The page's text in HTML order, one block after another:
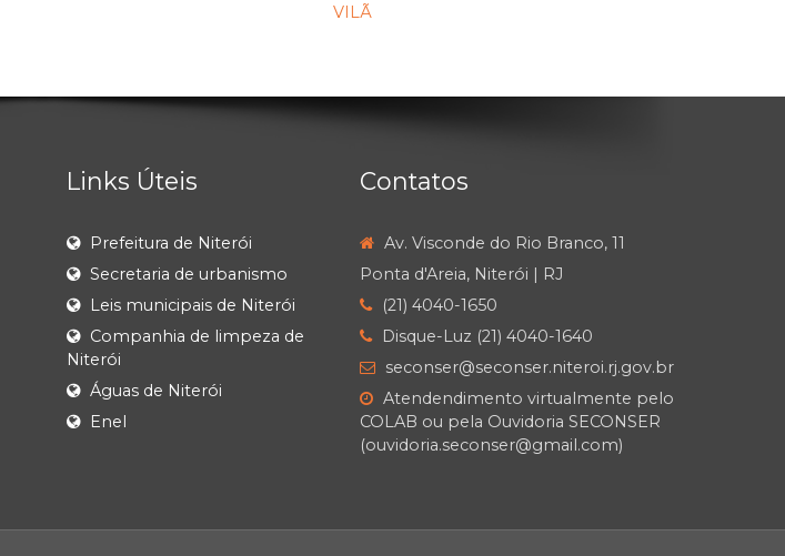
VILÃ
Links Úteis
Prefeitura de Niterói
Secretaria de urbanismo
Leis municipais de Niterói
Companhia de limpeza de
Niterói
Águas de Niterói
Enel
Contatos
Av. Visconde do Rio Branco, 11
Ponta d'Areia, Niterói | RJ
(21) 4040-1650
Disque-Luz (21) 4040-1640
seconser@seconser.niteroi.rj.gov.br
Atendendimento virtualmente pelo
COLAB ou pela Ouvidoria SECONSER
(ouvidoria.seconser@gmail.com)